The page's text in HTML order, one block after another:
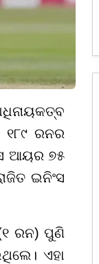
୧୮୯ ରନର
ଆୟର ୭୫
ଇନିଂସ
ରନ) ପୁଣି
ଏହା